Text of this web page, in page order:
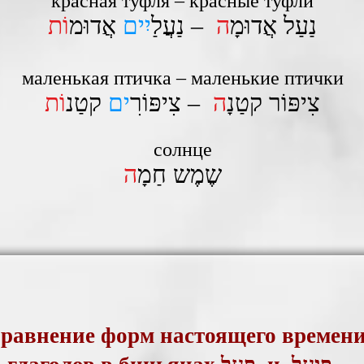
נַעַל אֲדוּמָה – נַעֲלַיִים אֲדוּמוֹת
маленькая птичка – маленькие птички
צִיפּוֹר קטַנָה – צִיפּוֹרִים קטַנוֹת
солнце
שֶמֶש חַמָ
форм настоящего